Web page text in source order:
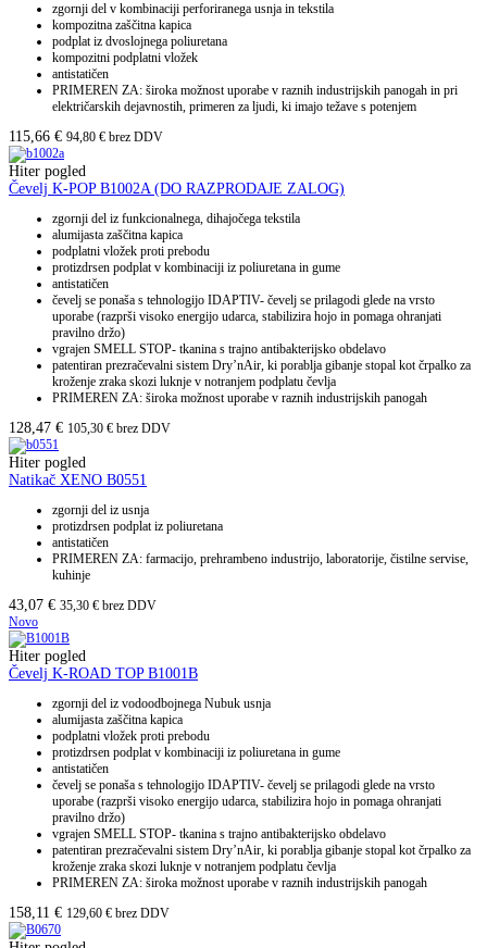
zgornji del v kombinaciji perforiranega usnja in tekstila
kompozitna zaščitna kapica
podplat iz dvoslojnega poliuretana
kompozitni podplatni vložek
antistatičen
PRIMEREN ZA: široka možnost uporabe v raznih industrijskih panogah in pri
električarskih dejavnostih, primeren za ljudi, ki imajo težave s potenjem
115,66 € 94,80 € brez DDV
Hiter pogled
Čevelj K-POP B1002A (DO RAZPRODAJE ZALOG)
zgornji del iz funkcionalnega, dihajočega tekstila
alumijasta zaščitna kapica
podplatni vložek proti prebodu
protizdrsen podplat v kombinaciji iz poliuretana in gume
antistatičen
čevelj se ponaša s tehnologijo IDAPTIV- čevelj se prilagodi glede na vrsto
uporabe (razprši visoko energijo udarca, stabilizira hojo in pomaga ohranjati
pravilno držo)
vgrajen SMELL STOP- tkanina s trajno antibakterijsko obdelavo
patentiran prezračevalni sistem Dry’nAir, ki porablja gibanje stopal kot črpalko za
kroženje zraka skozi luknje v notranjem podplatu čevlja
PRIMEREN ZA: široka možnost uporabe v raznih industrijskih panogah
128,47 € 105,30 € brez DDV
Hiter pogled
Natikač XENO B0551
zgornji del iz usnja
protizdrsen podplat iz poliuretana
antistatičen
PRIMEREN ZA: farmacijo, prehrambeno industrijo, laboratorije, čistilne servise,
kuhinje
43,07 € 35,30 € brez DDV
Novo
Hiter pogled
Čevelj K-ROAD TOP B1001B
zgornji del iz vodoodbojnega Nubuk usnja
alumijasta zaščitna kapica
podplatni vložek proti prebodu
protizdrsen podplat v kombinaciji iz poliuretana in gume
antistatičen
čevelj se ponaša s tehnologijo IDAPTIV- čevelj se prilagodi glede na vrsto
uporabe (razprši visoko energijo udarca, stabilizira hojo in pomaga ohranjati
pravilno držo)
vgrajen SMELL STOP- tkanina s trajno antibakterijsko obdelavo
patentiran prezračevalni sistem Dry’nAir, ki porablja gibanje stopal kot črpalko za
kroženje zraka skozi luknje v notranjem podplatu čevlja
PRIMEREN ZA: široka možnost uporabe v raznih industrijskih panogah
158,11 € 129,60 € brez DDV